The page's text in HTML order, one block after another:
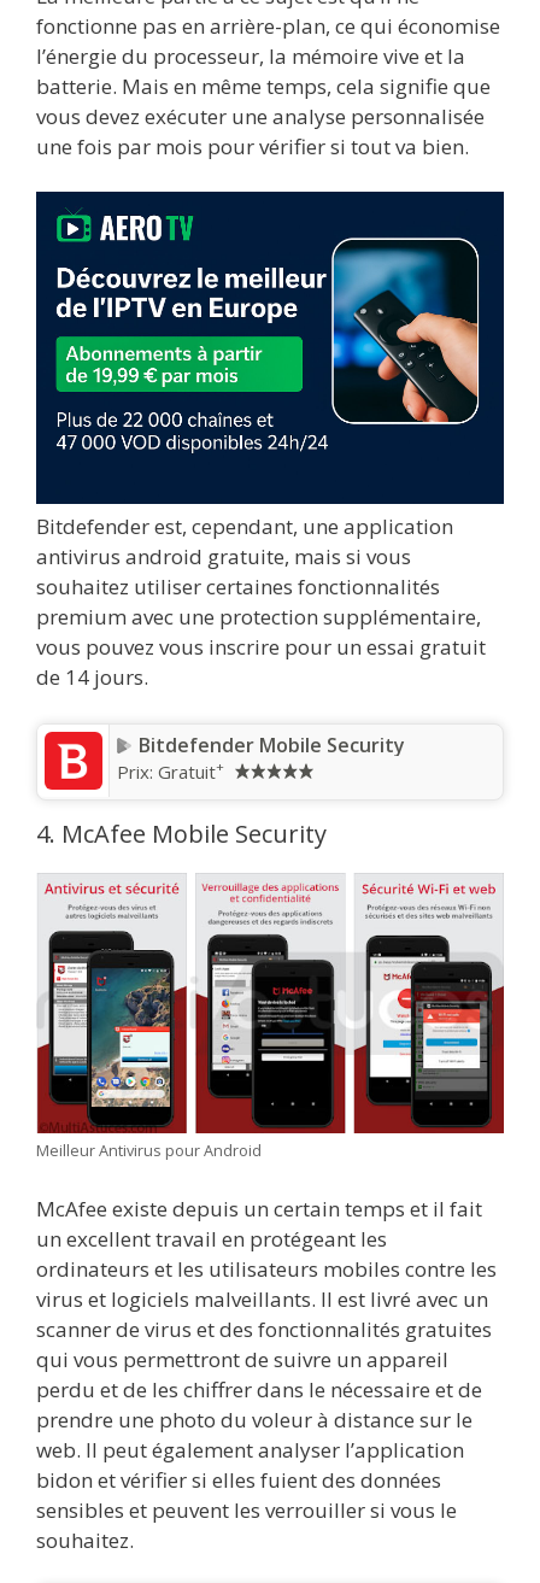
fonctionne pas en arrière-plan, ce qui économise
l’énergie du processeur, la mémoire vive et la
batterie. Mais en même temps, cela signifie que
vous devez exécuter une analyse personnalisée
une fois par mois pour vérifier si tout va bien.
Bitdefender est, cependant, une application
antivirus android gratuite, mais si vous
souhaitez utiliser certaines fonctionnalités
premium avec une protection supplémentaire,
vous pouvez vous inscrire pour un essai gratuit
de 14 jours.
Bitdefender Mobile Security
Prix: Gratuit+
4. McAfee Mobile Security
Meilleur Antivirus pour Android
McAfee existe depuis un certain temps et il fait
un excellent travail en protégeant les
ordinateurs et les utilisateurs mobiles contre les
virus et logiciels malveillants. Il est livré avec un
scanner de virus et des fonctionnalités gratuites
qui vous permettront de suivre un appareil
perdu et de les chiffrer dans le nécessaire et de
prendre une photo du voleur à distance sur le
web. Il peut également analyser l’application
bidon et vérifier si elles fuient des données
sensibles et peuvent les verrouiller si vous le
souhaitez.